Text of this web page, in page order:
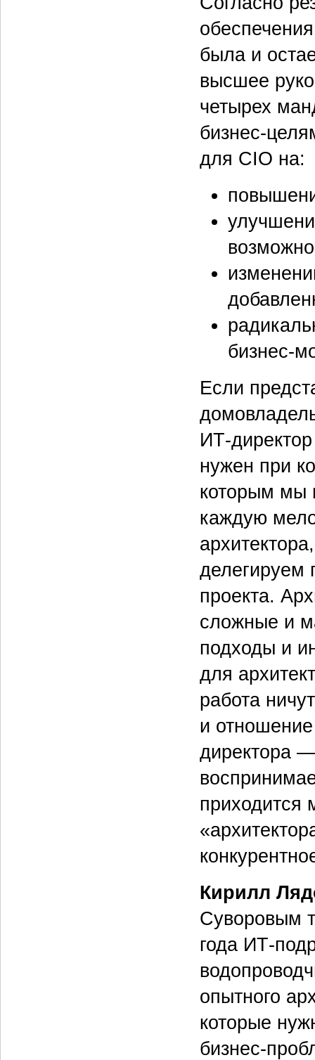
была и
высшее
четырех
бизнес-
для CIO на:
бизнес-
Если
ИТ-
нужен при
которым мы
каждую
делегируем
проекта.
сложные и
подходы и
для
работа
и
директора
приходится
Кирилл
Суворовым
года ИТ-
опытного
которые
бизнес-